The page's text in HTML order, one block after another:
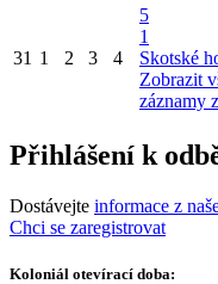
31 1 2 3 4
5
1
Skotské
Zobrazit
záznamy
Přihlášení k
Dostávejte informace z
Chci se zaregistrovat
Koloniál otevírací doba: